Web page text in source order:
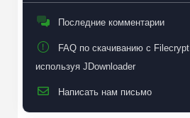
Последние комментарии
FAQ по скачиванию с Filecrypt
используя JDownloader
Написать нам письмо